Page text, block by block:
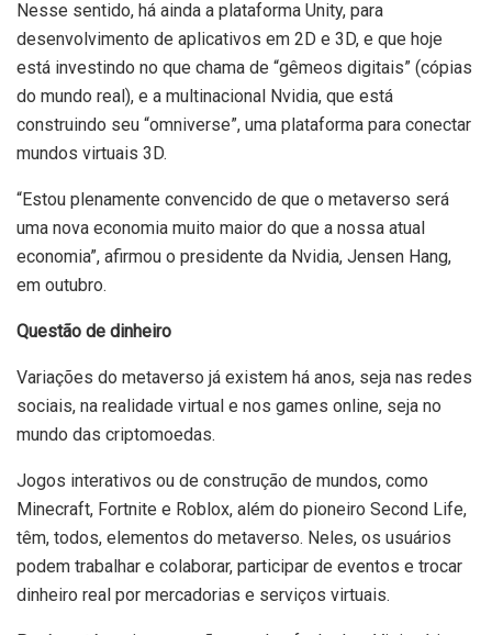
Nesse sentido, há ainda a plataforma Unity, para
desenvolvimento de aplicativos em 2D e 3D, e que hoje
está investindo no que chama de “gêmeos digitais” (cópias
do mundo real), e a multinacional Nvidia, que está
construindo seu “omniverse”, uma plataforma para conectar
mundos virtuais 3D.
“Estou plenamente convencido de que o metaverso será
uma nova economia muito maior do que a nossa atual
economia”, afirmou o presidente da Nvidia, Jensen Hang,
em outubro.
Questão de dinheiro
Variações do metaverso já existem há anos, seja nas redes
sociais, na realidade virtual e nos games online, seja no
mundo das criptomoedas.
Jogos interativos ou de construção de mundos, como
Minecraft, Fortnite e Roblox, além do pioneiro Second Life,
têm, todos, elementos do metaverso. Neles, os usuários
podem trabalhar e colaborar, participar de eventos e trocar
dinheiro real por mercadorias e serviços virtuais.